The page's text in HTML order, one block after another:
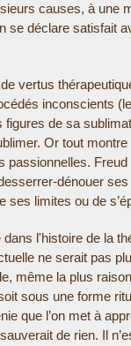
causes, à une
se déclare satisfait
vertus
inconscients
de sa
Or tout
passionnelles.
dénouer
ses limites ou de
l'histoire de la
ne serait pas
même la plus
sous une forme
que l’on met à
de rien. Il